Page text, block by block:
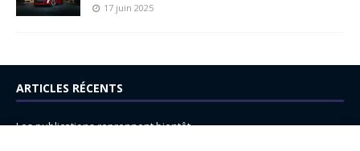
17 juin 2025
ARTICLES RÉCENTS
Les publications reprennent bientôt…